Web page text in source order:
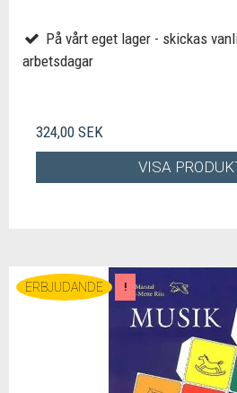
På vårt eget lager - skickas
arbetsdagar
324,00 SEK
VISA
ERBJUDANDE !